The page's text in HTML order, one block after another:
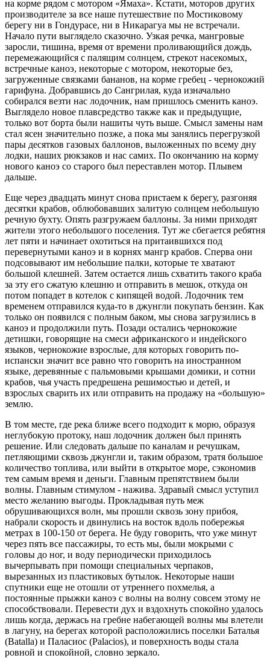
на корме рядом с мотором «Ямаха». Кстати, моторов других
производителе за все наше путешествие по Мостиковому
берегу ни в Гондурасе, ни в Никарагуа мы не встречали.
Начало пути выглядело сказочно. Узкая речка, мангровые
заросли, тишина, время от времени проливающийся дождь,
перемежающийся с палящим солнцем, стрекот насекомых,
встречные каноэ, некоторые с мотором, некоторые без,
загруженные связками бананов, на корме гребец - чернокожий
гарифуна. Добравшись до Сангрилая, куда изначально
собирался везти нас лодочник, нам пришлось сменить каноэ.
Выглядело новое плавсредство также как и предыдущие,
только вот борта были нашиты чуть выше. Смысл замены нам
стал ясен значительно позже, а пока мы занялись перегрузкой
пары десятков газовых баллонов, выложенных по всему дну
лодки, наших рюкзаков и нас самих. По окончанию на корму
нового каноэ со старого был переставлен мотор. Плывем
дальше.
Еще через двадцать минут снова пристаем к берегу, разгоняя
десятки крабов, облюбовавших залитую солнцем небольшую
речную бухту. Опять разгружаем баллоны. За ними приходят
жители этого небольшого поселения. Тут же сбегается ребятня
лет пяти и начинает охотиться на притаившихся под
перевернутыми каноэ и в корнях мангр крабов. Сперва они
подсовывают им небольшие палки, которые те хватают
большой клешней. Затем остается лишь схватить такого краба
за эту его сжатую клешню и отправить в мешок, откуда он
потом попадет в котелок с кипящей водой. Лодочник тем
временем отправился куда-то в джунгли покупать бензин. Как
только он появился с полным баком, мы снова загрузились в
каноэ и продолжили путь. Позади остались чернокожие
детишки, говорящие на смеси африканского и индейского
языков, чернокожие взрослые, для которых говорить по-
испански значит все равно что говорить на иностранном
языке, деревянные с пальмовыми крышами домики, и сотни
крабов, чья участь предрешена решимостью и детей, и
взрослых сварить их или отправить на продажу на «большую»
землю.
В том месте, где река ближе всего подходит к морю, образуя
неглубокую протоку, наш лодочник должен был принять
решение. Или следовать дальше по каналам и речушкам,
петляющими сквозь джунгли и, таким образом, тратя большое
количество топлива, или выйти в открытое море, сэкономив
тем самым время и деньги. Главным препятствием были
волны. Главным стимулом - нажива. Здравый смысл уступил
место желанию выгоды. Прокладывая путь меж
обрушивающихся волн, мы прошли сквозь зону прибоя,
набрали скорость и двинулись на восток вдоль побережья
метрах в 100-150 от берега. Не буду говорить, что уже минут
через пять все пассажиры, то есть мы, были мокрыми с
головы до ног, и воду периодически приходилось
вычерпывать при помощи специальных черпаков,
вырезанных из пластиковых бутылок. Некоторые наши
спутники еще не отошли от утреннего похмелья, а
постоянные прыжки каноэ с волны на волну совсем этому не
способствовали. Перевести дух и вздохнуть спокойно удалось
лишь когда, держась на гребне набегающей волны мы влетели
в лагуну, на берегах которой расположились поселки Баталья
(Batalla) и Паласиос (Palacios), и поверхность воды стала
ровной и спокойной, словно зеркало.